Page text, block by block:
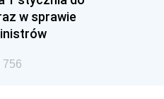
w sprawie
756